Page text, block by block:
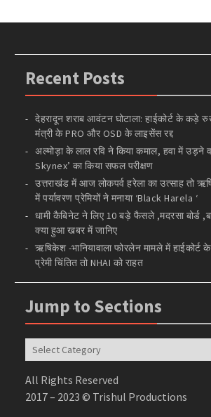
Recent Posts
देहरादून शराब आवंटन घोटाला: हाईकोर्ट के कड़े
मंत्री के PRO और OSD के लाइसेंस रद्द
अल्मोड़ा के लाल रवि ने किया कमाल, हवा में उड़ने
Skynex’ का किया सफल परीक्षण
उत्तराखंड में आज लोकपर्व हरेला का उत्साह तो
में पर्यावरण प्रेमियों ने मनाया ‘Black Harela ‘
धामी कैबिनेट ने लिए 10 बड़े फैसले ,मदरसा बोर्ड
क्या हुआ खबर में जानिए
ऋषिकेश -भानियावाला फोरलेन मामले में हाईकोर्ट
प्रेमी चिंतित तो NHAI को राहत
Jump to Sections
Jump
to
Sections
All Rights Reserved
2017 – 2023 © Trishul Productions